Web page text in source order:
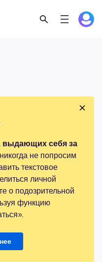
выдающих себя за
не попросим
текстовое
личной
о подозрительной
функцию